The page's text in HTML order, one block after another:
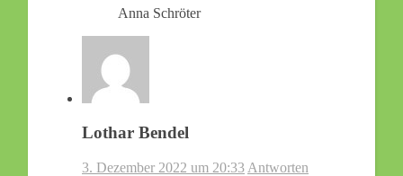
Anna Schröter
Lothar Bendel
3. Dezember 2022 um 20:33 Antworten